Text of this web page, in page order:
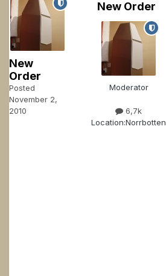
New
Order
Posted
November 2,
2010
New Order
Moderator
6,7k
Location:Norrbotten